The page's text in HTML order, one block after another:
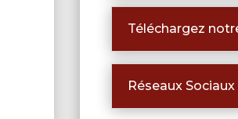
Téléchargez
Réseaux Sociaux